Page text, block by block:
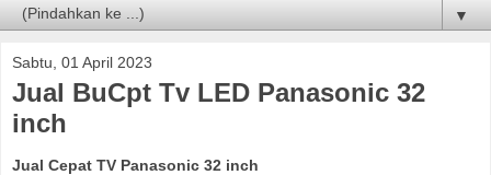
▼
Sabtu, 01 April 2023
Jual BuCpt Tv LED Panasonic 32
inch
Jual Cepat TV Panasonic 32 inch